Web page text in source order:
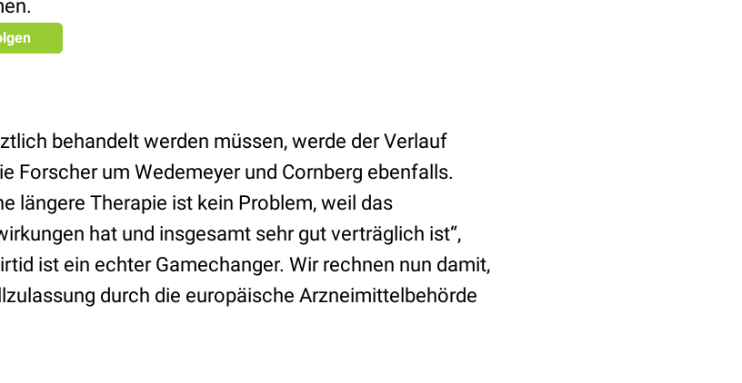
behandelt werden müssen, werde der Verlauf
Forscher um Wedemeyer und Cornberg ebenfalls.
längere Therapie ist kein Problem, weil das
hat und insgesamt sehr gut verträglich ist“,
ist ein echter Gamechanger. Wir rechnen nun damit,
durch die europäische Arzneimittelbehörde